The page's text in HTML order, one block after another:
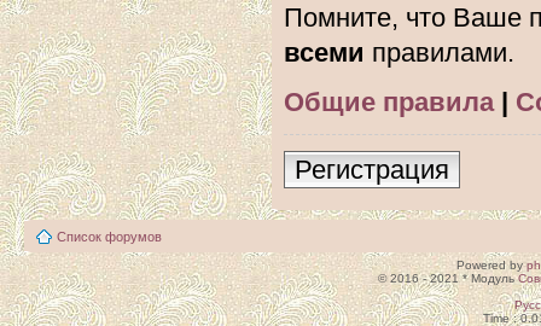
Помните, что Ваше
всеми правилами.
Общие правила|
Регистрация
Список форумов
Powered by
© 2016 - 2021 * Модуль
Time :